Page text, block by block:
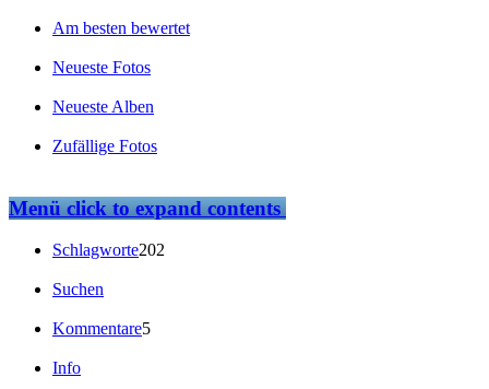
Am besten bewertet
Neueste Fotos
Neueste Alben
Zufällige Fotos
Menüclick to expand contents
Schlagworte202
Suchen
Kommentare5
Info